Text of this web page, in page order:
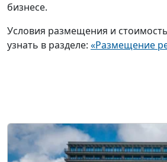
бизнесе.
Условия размещения и
узнать в разделе: «Размещение